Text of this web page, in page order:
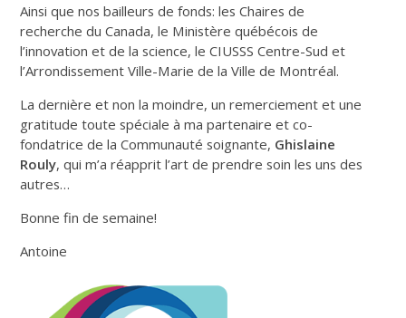
Ainsi que nos bailleurs de fonds: les Chaires de
recherche du Canada, le Ministère québécois de
l’innovation et de la science, le CIUSSS Centre-Sud et
l’Arrondissement Ville-Marie de la Ville de Montréal.
La dernière et non la moindre, un remerciement et une
gratitude toute spéciale à ma partenaire et co-
fondatrice de la Communauté soignante, Ghislaine
Rouly, qui m’a réapprit l’art de prendre soin les uns des
autres…
Bonne fin de semaine!
Antoine